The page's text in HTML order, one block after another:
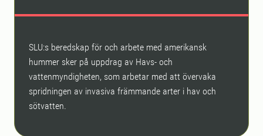
SLU:s beredskap för och arbete med amerikansk
hummer sker på uppdrag av Havs- och
vattenmyndigheten, som arbetar med att övervaka
spridningen av invasiva främmande arter i hav och
sötvatten.